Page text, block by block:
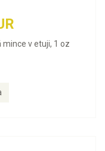
v etuji, 1 oz